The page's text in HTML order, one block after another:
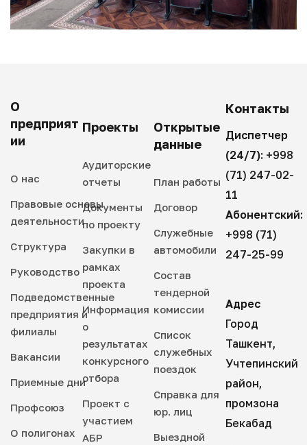
О
предприят
ии
О нас
Правовые основы
деятельности
Структура
Руководство
Подведомственные
предприятия и
филиалы
Вакансии
Приемные дни
Профсоюз
О полигонах
Проекты
Аудиторские
отчеты
Документы
по проекту
Закупки в
рамках
проекта
Информация
о
результатах
конкурсного
отбора
Проект с
участием
АБР
Открытые
данные
План работы
Договор
Служебные
автомобили
Состав
тендерной
комиссии
Список
служебных
поездок
Справка для
юр. лиц
Выездной
Контакты
Диспетчер
(24/7): +998
(71) 247-02-
11
Абонентский:
+998 (71)
247-25-99
Адрес
Город
Ташкент,
Учтепинский
район,
промзона
Бекабад